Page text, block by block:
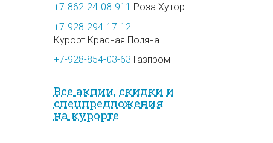
+7-862-24-08-911 Роза Хутор
+7-928-294-17-12
Курорт Красная Поляна
+7-928-854-03-63 Газпром
Все акции, скидки и
спец­предложе­ния
на курорте